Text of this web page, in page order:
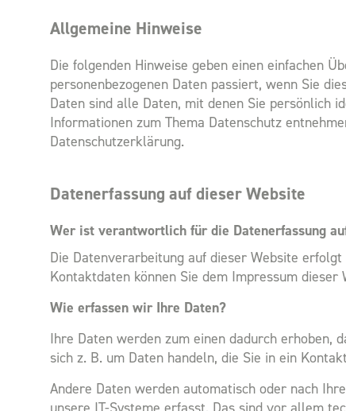
Allgemeine Hinweise
Die folgenden Hinweise geben einen einfachen
personenbezogenen Daten passiert, wenn Sie
Daten sind alle Daten, mit denen Sie persönlich
Informationen zum Thema Datenschutz
Datenschutzerklärung.
Datenerfassung auf dieser Website
Wer ist verantwortlich für die Datenerfassung
Die Datenverarbeitung auf dieser Website
Kontaktdaten können Sie dem Impressum dieser
Wie erfassen wir Ihre Daten?
Ihre Daten werden zum einen dadurch erhoben,
sich z. B. um Daten handeln, die Sie in ein
Andere Daten werden automatisch oder nach